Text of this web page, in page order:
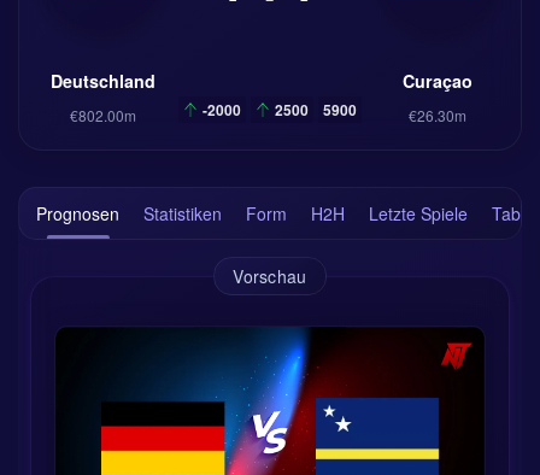
Deutschland
€802.00m -2000 2500 5900
Curaçao
€26.30m
Prognosen Statistiken Form H2H Letzte Spiele
Vorschau